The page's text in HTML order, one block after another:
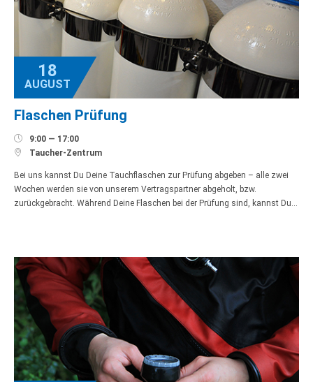
18
AUGUST
Flaschen Prüfung
 9:00 — 17:00
 Taucher-Zentrum
Bei uns kannst Du Deine Tauchflaschen zur Prüfung abgeben – alle zwei
Wochen werden sie von unserem Vertragspartner abgeholt, bzw.
zurückgebracht. Während Deine Flaschen bei der Prüfung sind, kannst Du…